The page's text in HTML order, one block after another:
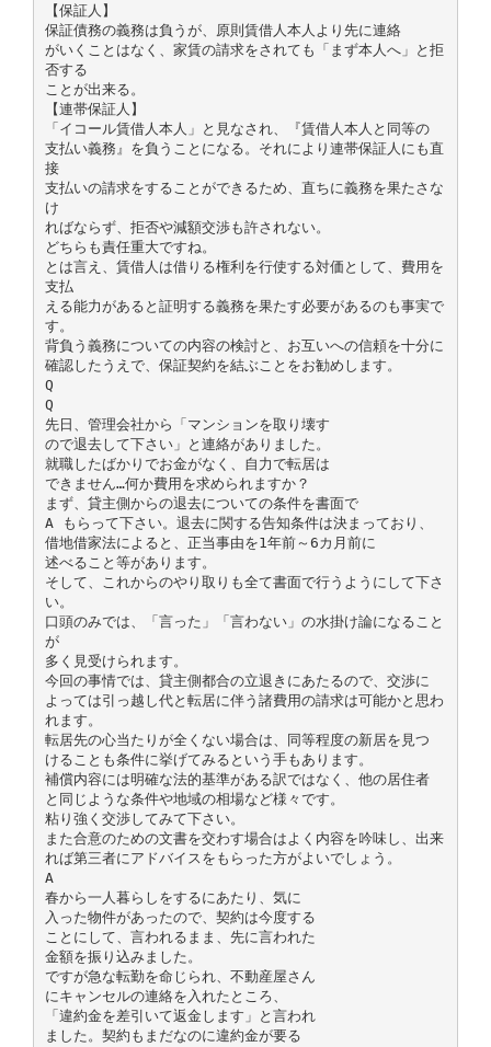
【保証人】
保証債務の義務は負うが、原則賃借人本人より先に連絡
がいくことはなく、家賃の請求をされても「まず本人へ」と拒
否する
ことが出来る。
【連帯保証人】
「イコール賃借人本人」と見なされ、『賃借人本人と同等の
支払い義務』を負うことになる。それにより連帯保証人にも直
接
支払いの請求をすることができるため、直ちに義務を果たさな
け
ればならず、拒否や減額交渉も許されない。
どちらも責任重大ですね。
とは言え、賃借人は借りる権利を行使する対価として、費用を
支払
える能力があると証明する義務を果たす必要があるのも事実で
す。
背負う義務についての内容の検討と、お互いへの信頼を十分に
確認したうえで、保証契約を結ぶことをお勧めします。
Q
Q
先日、管理会社から「マンションを取り壊す
ので退去して下さい」と連絡がありました。
就職したばかりでお金がなく、自力で転居は
できません…何か費用を求められますか？
まず、貸主側からの退去についての条件を書面で
A もらって下さい。退去に関する告知条件は決まっており、
借地借家法によると、正当事由を1年前～6カ月前に
述べること等があります。
そして、これからのやり取りも全て書面で行うようにして下さ
い。
口頭のみでは、「言った」「言わない」の水掛け論になること
が
多く見受けられます。
今回の事情では、貸主側都合の立退きにあたるので、交渉に
よっては引っ越し代と転居に伴う諸費用の請求は可能かと思わ
れます。
転居先の心当たりが全くない場合は、同等程度の新居を見つ
けることも条件に挙げてみるという手もあります。
補償内容には明確な法的基準がある訳ではなく、他の居住者
と同じような条件や地域の相場など様々です。
粘り強く交渉してみて下さい。
また合意のための文書を交わす場合はよく内容を吟味し、出来
れば第三者にアドバイスをもらった方がよいでしょう。
A
春から一人暮らしをするにあたり、気に
入った物件があったので、契約は今度する
ことにして、言われるまま、先に言われた
金額を振り込みました。
ですが急な転勤を命じられ、不動産屋さん
にキャンセルの連絡を入れたところ、
「違約金を差引いて返金します」と言われ
ました。契約もまだなのに違約金が要る